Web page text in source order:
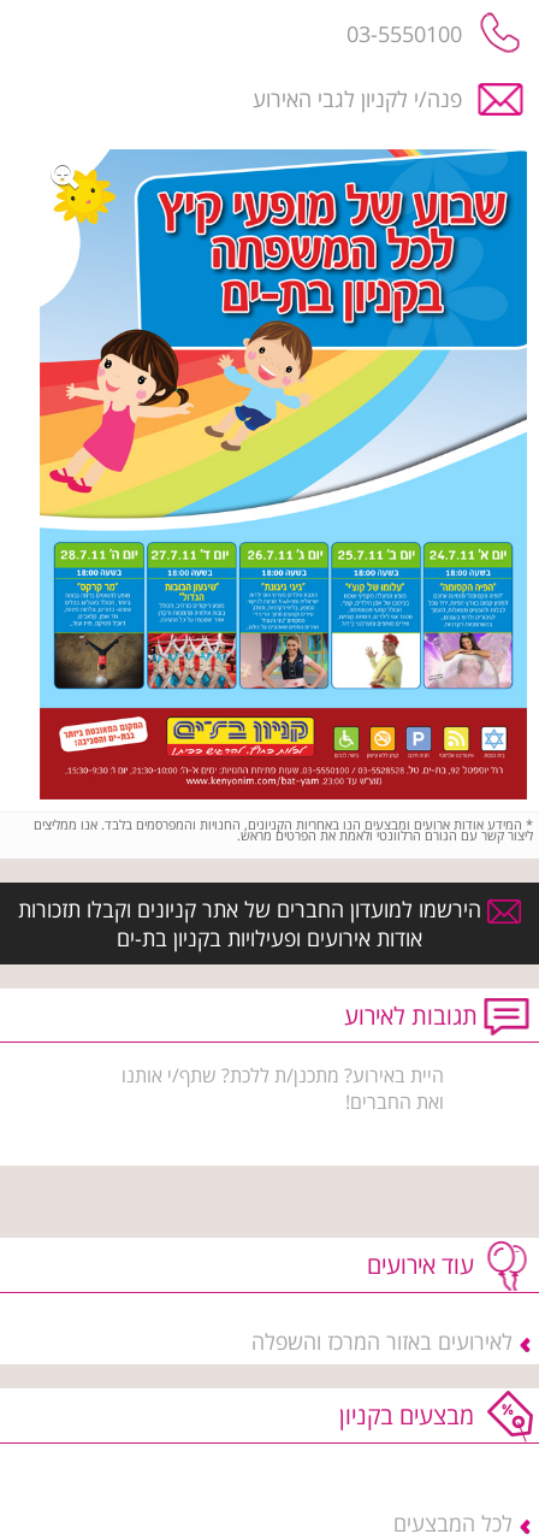
03-5550100
פנה/י לקניון לגבי האירוע
* המידע אודות ארועים ומבצעים הנו באחריות הקניונים, החנויות והמפרסמים בלבד. אנו ממליצים
ליצור קשר עם הגורם הרלוונטי ולאמת את הפרטים מראש.
הירשמו למועדון החברים של אתר קניונים וקבלו תזכורות
אודות אירועים ופעילויות בקניון בת-ים
תגובות לאירוע
היית באירוע? מתכנן/ת ללכת? שתף/י אותנו
ואת החברים!
עוד אירועים
לאירועים באזור המרכז והשפלה
מבצעים בקניון
לכל המבצעים